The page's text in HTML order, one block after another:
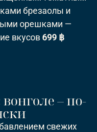
брезаолы и
орешками —
вкусов699 ฿
– по-
свежих